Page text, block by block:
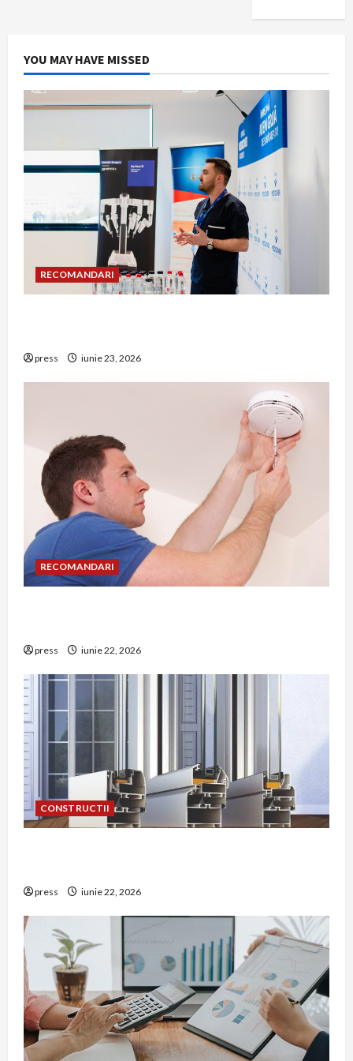
YOU MAY HAVE MISSED
RECOMANDARI
press iunie 23, 2026
RECOMANDARI
press iunie 22, 2026
CONSTRUCTII
press iunie 22, 2026